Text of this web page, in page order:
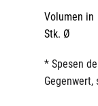
* Spesen
Volumen in
Stk. Ø